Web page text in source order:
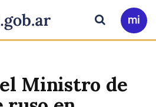
Ir
a
Buscar
Ministro de